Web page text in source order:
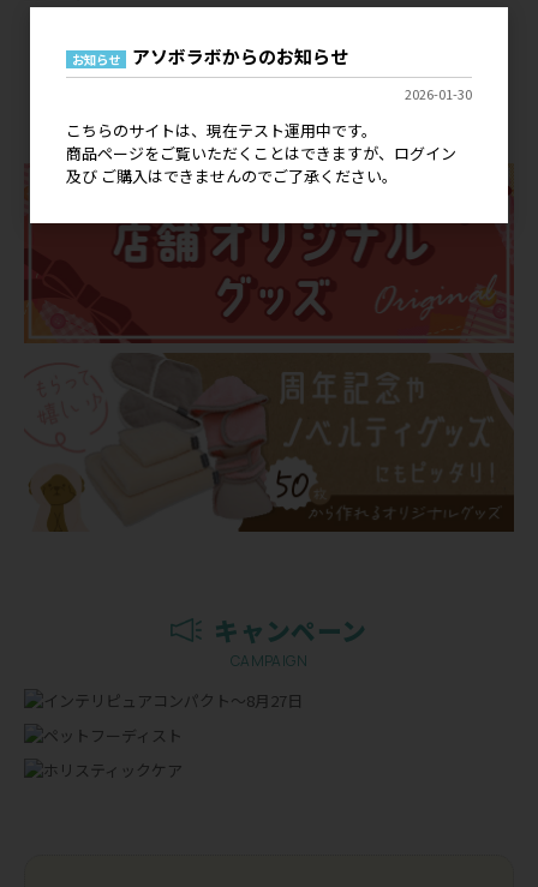
店舗オリジナルグッズ
キャンペーン
CAMPAIGN
お知らせ アソボラボからのお知らせ
2026-01-30
こちらのサイトは、現在テスト運用中です。
商品ページをご覧いただくことはできますが、ログイン
及び ご購入はできませんのでご了承ください。